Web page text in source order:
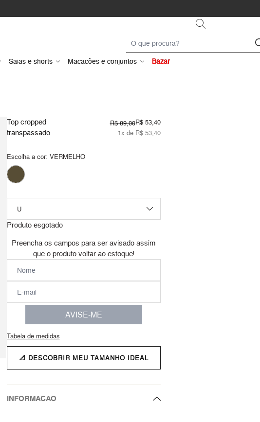
Saias e shorts Macacões e conjuntos Bazar
Top cropped
transpassado
R$ 89,00R$ 53,40
1x de R$ 53,40
Escolha a cor: VERMELHO
Produto esgotado
Preencha os campos para ser avisado assim
que o produto voltar ao estoque!
AVISE-ME
Tabela de medidas
📐 DESCOBRIR MEU TAMANHO IDEAL
INFORMACAO